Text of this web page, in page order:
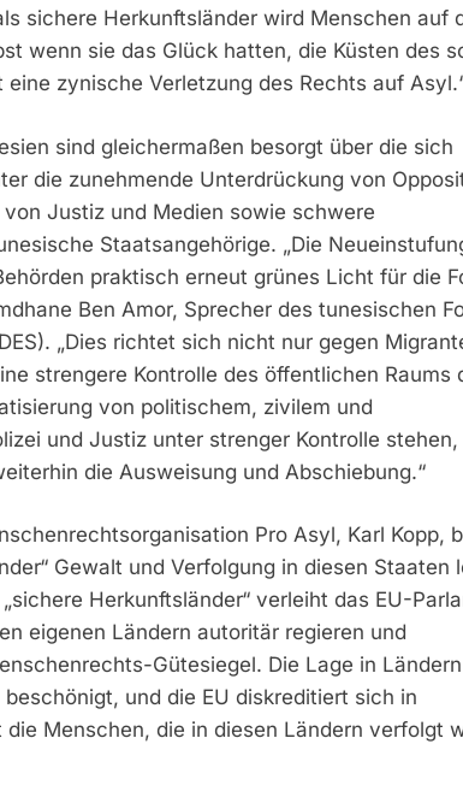
sichere Herkunftsländer wird Menschen auf
wenn sie das Glück hatten, die Küsten des
zynische Verletzung des Rechts auf
sind gleichermaßen besorgt über die sich
die zunehmende Unterdrückung von
Justiz und Medien sowie schwere
Staatsangehörige. „Die
praktisch erneut grünes Licht für die
Ben Amor, Sprecher des tunesischen
„Dies richtet sich nicht nur gegen
strengere Kontrolle des öffentlichen Raums
von politischem, zivilem und
und Justiz unter strenger Kontrolle stehen,
die Ausweisung und Abschiebung.“
Pro Asyl, Karl Kopp,
Gewalt und Verfolgung in diesen Staaten
Herkunftsländer“ verleiht das EU-
eigenen Ländern autoritär regieren und
Gütesiegel. Die Lage in
und die EU diskreditiert sich in
Menschen, die in diesen Ländern verfolgt